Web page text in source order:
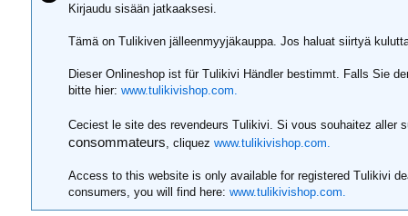
Kirjaudu sisään jatkaaksesi.
Tämä on Tulikiven jälleenmyyjäkauppa. Jos haluat siirtyä
Dieser Onlineshop ist für Tulikivi Händler bestimmt. Falls Sie
bitte hier: www.tulikivishop.com.
Ceciest le site des revendeurs Tulikivi. Si vous souhaitez aller
consommateurs, cliquez www.tulikivishop.com.
Access to this website is only available for registered Tulikivi
consumers, you will find here: www.tulikivishop.com.